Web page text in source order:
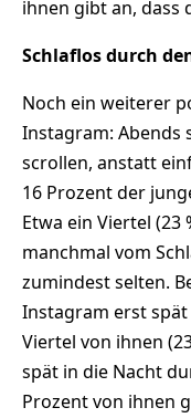
ihnen gibt an, dass
Schlaflos durch
Noch ein weiterer
Instagram: Abends
scrollen, anstatt
16 Prozent der
Etwa ein Viertel
manchmal vom
zumindest selten.
Instagram erst
Viertel von ihnen
spät in die Nacht
Prozent von ihnen